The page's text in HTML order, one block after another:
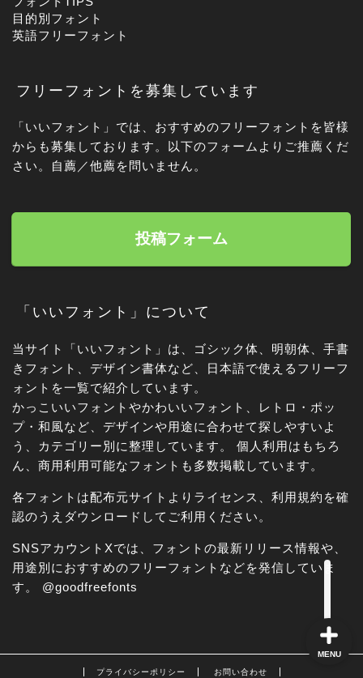
目的別フォント
英語フリーフォント
フリーフォントを募集しています
「いいフォント」では、おすすめのフリーフォントを皆様
からも募集しております。以下のフォームよりご推薦くだ
さい。自薦／他薦を問いません。
投稿フォーム
「いいフォント」について
当サイト「いいフォント」は、ゴシック体、明朝体、手書
きフォント、デザイン書体など、日本語で使えるフリーフ
ォントを一覧で紹介しています。
かっこいいフォントやかわいいフォント、レトロ・ポッ
プ・和風など、デザインや用途に合わせて探しやすいよ
う、カテゴリー別に整理しています。 個人利用はもちろ
ん、商用利用可能なフォントも多数掲載しています。
各フォントは配布元サイトよりライセンス、利用規約を確
認のうえダウンロードしてご利用ください。
SNSアカウントXでは、フォントの最新リリース情報や、
用途別におすすめのフリーフォントなどを発信していま
す。 @goodfreefonts
プライバシーポリシー お問い合わせ
MENU
角ゴシック
丸ゴシック体
明朝体
手書き風